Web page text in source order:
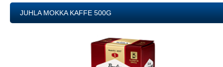
JUHLA MOKKA KAFFE 500G